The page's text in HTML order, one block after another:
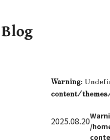
Warning:
content/
2025.08.20/